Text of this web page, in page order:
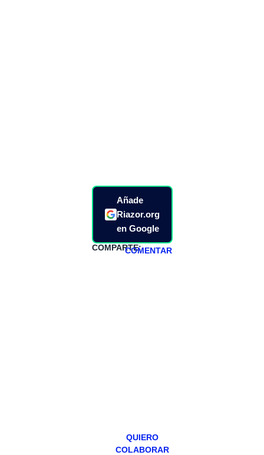
Añade
Riazor.org
en Google
COMPARTE:COMENTAR
QUIERO
COLABORAR